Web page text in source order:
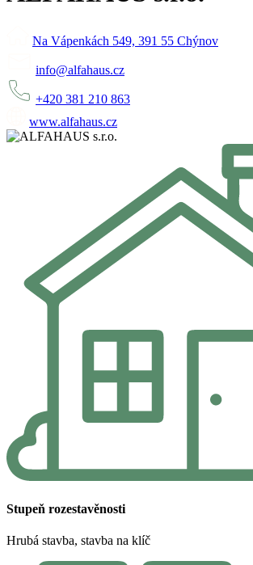
Na Vápenkách 549, 391 55 Chýnov
info@alfahaus.cz
+420 381 210 863
www.alfahaus.cz
Stupeň rozestavěnosti
Hrubá stavba, stavba na klíč